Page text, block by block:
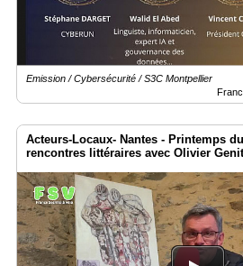
Emission / Cybersécurité / S3C Montpellier
Acteurs-Locaux- Nantes - Printemps
rencontres littéraires avec Olivier